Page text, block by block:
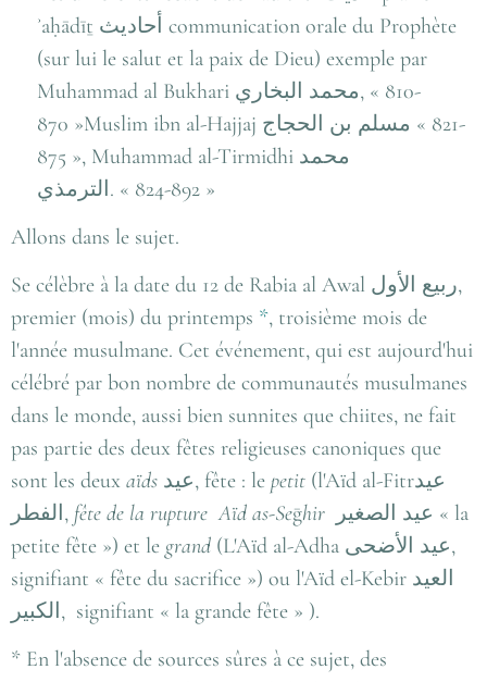
ʾaḥādīṯ أحاديث communication orale du Prophète
(sur lui le salut et la paix de Dieu) exemple par
Muhammad al Bukhari محمد البخاري, « 810-
870 »Muslim ibn al-Hajjaj مسلم بن الحجاج « 821-
875 », Muhammad al-Tirmidhi محمد
الترمذي . « 824-892 »
Allons dans le sujet.
Se célèbre à la date du 12 de Rabia al Awal ربيع الأول,
premier (mois) du printemps *, troisième mois de
l'année musulmane. Cet événement, qui est aujourd'hui
célébré par bon nombre de communautés musulmanes
dans le monde, aussi bien sunnites que chiites, ne fait
pas partie des deux fêtes religieuses canoniques que
sont les deux aïds عيد, fête : le petit (l'Aïd al-Fitrعيد
الفطر , fête de la rupture Aïd as-Seḡhir عيد الصغير « la
petite fête ») et le grand (L'Aïd al-Adha عيد الأضحى,
signifiant « fête du sacrifice ») ou l'Aïd el-Kebir العيد
الكبير , signifiant « la grande fête » ).
* En l'absence de sources sûres à ce sujet, des